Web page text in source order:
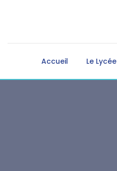
Accueil Le Lycée